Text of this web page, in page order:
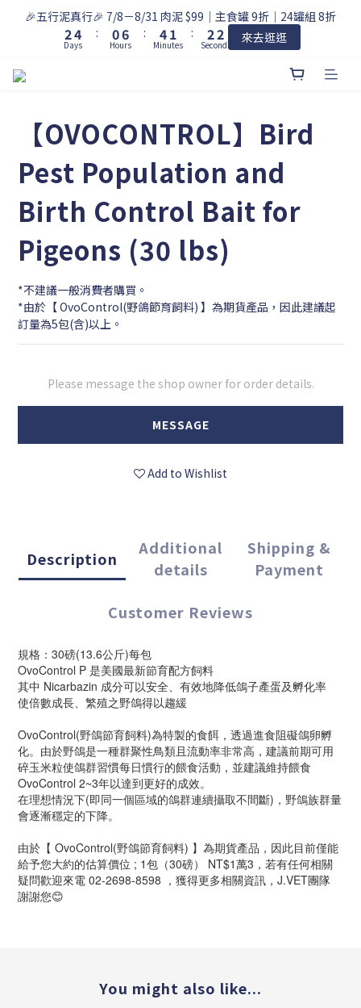
🎉五行泥真行🎉 7/8－8/31 肉泥 $99｜主食罐 9折｜24罐組 8折
3
2
1
5
4
3
Days
:
1
0
7
6
5
1
0
Hours
:
5
4
3
2
1
0
Minutes
:
3
2
1
3
2
1
Seconds 來去逛逛
【OVOCONTROL】Bird
Pest Population and
Birth Control Bait for
Pigeons (30 lbs)
*不建議一般消費者購買。
*由於【 OvoControl(野鴿節育飼料) 】為期貨產品，因此建議起
訂量為5包(含)以上。
Please message the shop owner for order details.
MESSAGE
Add to Wishlist
Description
Additional
details
Shipping &
Payment
Customer Reviews
規格：30磅(13.6公斤)每包
OvoControl P 是美國最新節育配方飼料
其中 Nicarbazin 成分可以安全、有效地降低鴿子產蛋及孵化率
使倍數成長、繁殖之野鴿得以趨緩
OvoControl(野鴿節育飼料)為特製的食餌，透過進食阻礙鴿卵孵
化。 由於野鴿是一種群聚性鳥類且流動率非常高，建議前期可用
碎玉米粒使鴿群習慣每日慣行的餵食活動，並建議維持餵食
OvoControl 2~3年以達到更好的成效。
在理想情況下(即同一個區域的鴿群連續攝取不間斷)，野鴿族群量
會逐漸穩定的下降。
由於【 OvoControl(野鴿節育飼料) 】為期貨產品，因此目前僅能
給予您大約的估算價位 ; 1包（30磅） NT$1萬3，若有任何相關
疑問歡迎來電 02-2698-8598 ，獲得更多相關資訊，J.VET團隊
謝謝您😊
You might also like...